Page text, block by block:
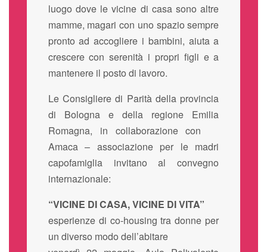
luogo dove le vicine di casa sono altre
mamme, magari con uno spazio sempre
pronto ad accogliere i bambini, aiuta a
crescere con serenità i propri figli e a
mantenere il posto di lavoro.
Le Consigliere di Parità della provincia
di Bologna e della regione Emilia
Romagna, in collaborazione con
Amaca – associazione per le madri
capofamiglia invitano al convegno
internazionale:
“VICINE DI CASA, VICINE DI VITA”
esperienze di co-housing tra donne per
un diverso modo dell’abitare